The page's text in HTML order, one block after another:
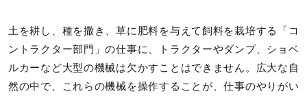
土を耕し、種を撒き、草に肥料を与えて飼料を栽培する「コ
ントラクター部門」の仕事に、トラクターやダンプ、ショベ
ルカーなど大型の機械は欠かすことはできません。広大な自
然の中で、これらの機械を操作することが、仕事のやりがい